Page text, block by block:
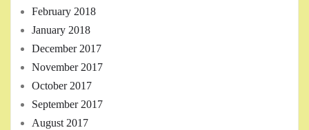
February 2018
January 2018
December 2017
November 2017
October 2017
September 2017
August 2017